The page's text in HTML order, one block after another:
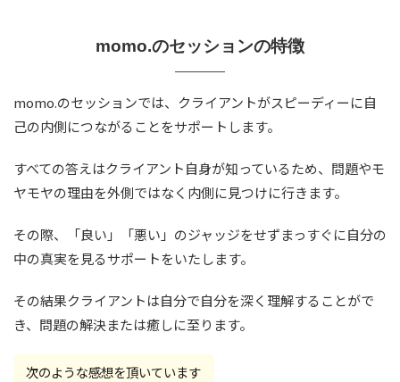
momo.のセッションの特徴
momo.のセッションでは、クライアントがスピーディーに自
己の内側につながることをサポートします。
すべての答えはクライアント自身が知っているため、問題やモ
ヤモヤの理由を外側ではなく内側に見つけに行きます。
その際、「良い」「悪い」のジャッジをせずまっすぐに自分の
中の真実を見るサポートをいたします。
その結果クライアントは自分で自分を深く理解することがで
き、問題の解決または癒しに至ります。
次のような感想を頂いています